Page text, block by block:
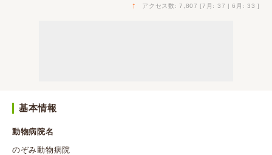
↑ アクセス数: 7,807 [7月: 37 | 6月: 33 ]
基本情報
動物病院名
のぞみ動物病院